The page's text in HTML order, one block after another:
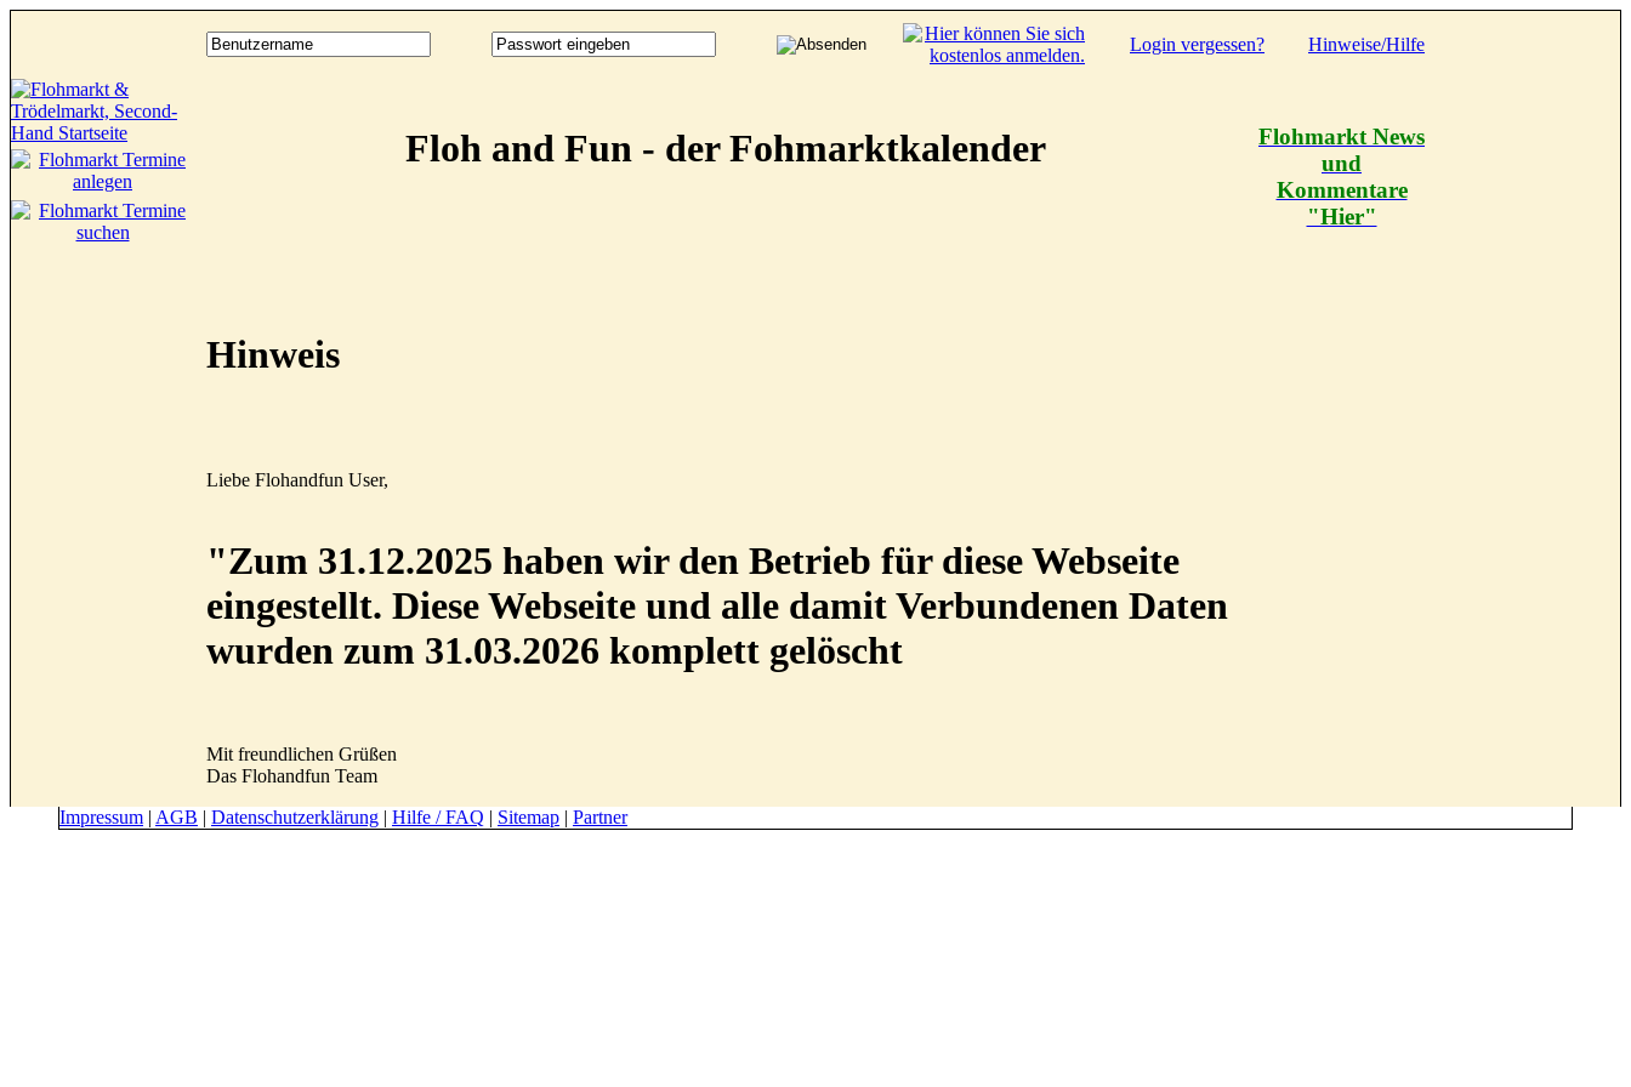
Login vergessen? Hinweise/Hilfe
Floh and Fun - der Fohmarktkalender
Hinweis
Liebe Flohandfun User,
"Zum 31.12.2025 haben wir den Betrieb für diese Webseite
eingestellt. Diese Webseite und alle damit Verbundenen Daten
wurden zum 31.03.2026 komplett gelöscht
Mit freundlichen Grüßen
Das Flohandfun Team
Flohmarkt News
und
Kommentare
"Hier"
Impressum | AGB | Datenschutzerklärung | Hilfe / FAQ | Sitemap | Partner